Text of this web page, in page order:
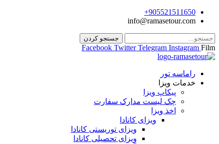
905521511650+
info@ramasetour.com
جستجو کردن
Facebook Twitter Telegram Instagram Film
راماسه تور
خدمات ویزا
پیکاپ ویزا
چک لیست مدارک سفارت
اخذ ویزا
ویزای کانادا
ویزای توریستی کانادا
ویزای تحصیلی کانادا